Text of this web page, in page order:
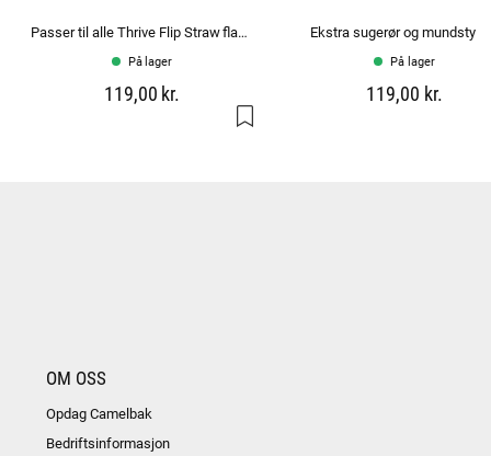
Passer til alle Thrive Flip Straw flasker.
På lager
119,00 kr.
Ekstra sugerør og
På lager
119,00 kr.
OM OSS
Opdag Camelbak
Bedriftsinformasjon